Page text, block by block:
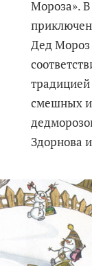
Мороза».
Дед Мороз
смешных и
Здорнова